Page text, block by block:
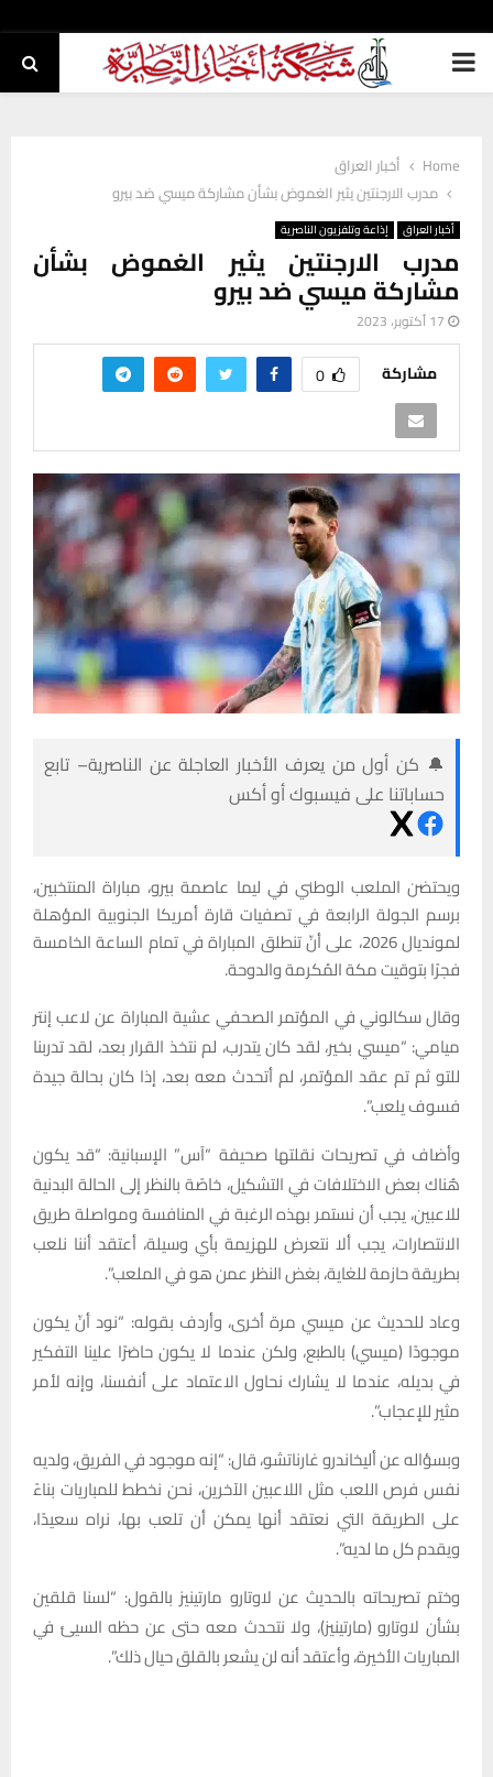
PRIMARY
Home
أخبار العراق
مدرب الارجنتين يثير الغموض بشأن مشاركة ميسي ضد بيرو
أخبار العراق إذاعة وتلفزيون الناصرية
مدرب الارجنتين يثير الغموض بشأن
مشاركة ميسي ضد بيرو
17 أكتوبر، 2023
مشاركة 0
🔔 كن أول من يعرف الأخبار العاجلة عن الناصرية– تابع
حساباتنا على فيسبوك أو أكس
ويحتضن الملعب الوطني في ليما عاصمة بيرو، مباراة المنتخبين،
برسم الجولة الرابعة في تصفيات قارة أمريكا الجنوبية المؤهلة
لمونديال 2026، على أنّ تنطلق المباراة في تمام الساعة الخامسة
فجرًا بتوقيت مكة المُكرمة والدوحة.
وقال سكالوني في المؤتمر الصحفي عشية المباراة عن لاعب إنتر
ميامي: “ميسي بخير، لقد كان يتدرب، لم نتخذ القرار بعد، لقد تدربنا
للتو ثم تم عقد المؤتمر، لم أتحدث معه بعد، إذا كان بحالة جيدة
فسوف يلعب”.
وأضاف في تصريحات نقلتها صحيفة “آس” الإسبانية: “قد يكون
هُناك بعض الاختلافات في التشكيل، خاصًة بالنظر إلى الحالة البدنية
للاعبين، يجب أن نستمر بهذه الرغبة في المنافسة ومواصلة طريق
الانتصارات، يجب ألا نتعرض للهزيمة بأي وسيلة، أعتقد أننا نلعب
بطريقة حازمة للغاية، بغض النظر عمن هو في الملعب”.
وعاد للحديث عن ميسي مرة أخرى، وأردف بقوله: “نود أنّ يكون
موجودًا (ميسي) بالطبع، ولكن عندما لا يكون حاضرًا علينا التفكير
في بديله، عندما لا يشارك نحاول الاعتماد على أنفسنا، وإنه لأمر
مثير للإعجاب”.
وبسؤاله عن أليخاندرو غارناتشو، قال: “إنه موجود في الفريق، ولديه
نفس فرص اللعب مثل اللاعبين الآخرين، نحن نخطط للمباريات بناءً
على الطريقة التي نعتقد أنها يمكن أن تلعب بها، نراه سعيدًا،
ويقدم كل ما لديه”.
وختم تصريحاته بالحديث عن لاوتارو مارتينيز بالقول: “لسنا قلقين
بشأن لاوتارو (مارتينيز)، ولا نتحدث معه حتى عن حظه السيئ في
المباريات الأخيرة، وأعتقد أنه لن يشعر بالقلق حيال ذلك”.